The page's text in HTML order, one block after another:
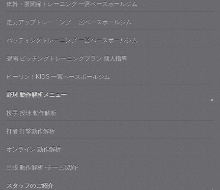
体幹・股関節トレーニング 一宮ベースボールジム
走力アップトレーニング 一宮ベースボールジム
バッティングトレーニング 一宮ベースボールジム
碧南 ピッチングトレーニングプラン 個人指導
ビーワン！KIDS 一宮ベースボールジム
野球 動作解析メニュー
投手 投球 動作解析
打者 打撃動作解析
オンライン 動作解析
出張 動作解析 -チーム契約-
スタッフのご紹介